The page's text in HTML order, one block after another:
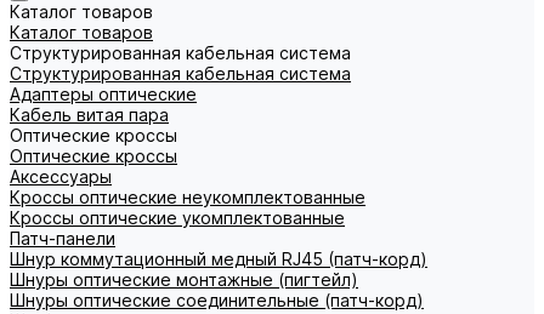
Каталог товаров
Каталог товаров
Структурированная кабельная система
Структурированная кабельная система
Адаптеры оптические
Кабель витая пара
Оптические кроссы
Оптические кроссы
Аксессуары
Кроссы оптические неукомплектованные
Кроссы оптические укомплектованные
Патч-панели
Шнур коммутационный медный RJ45 (патч-корд)
Шнуры оптические монтажные (пигтейл)
Шнуры оптические соединительные (патч-корд)